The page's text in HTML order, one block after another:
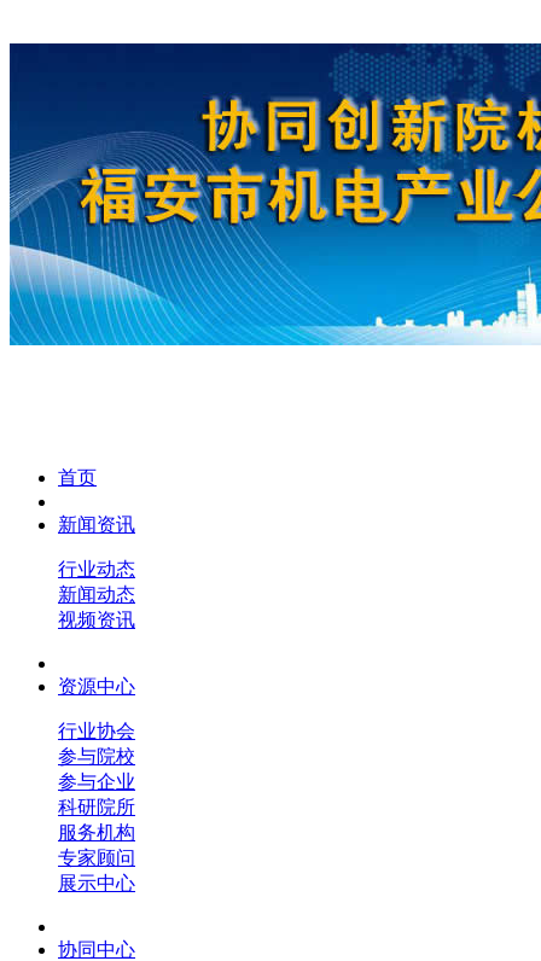
首页
新闻资讯
行业动态
新闻动态
视频资讯
资源中心
行业协会
参与院校
参与企业
科研院所
服务机构
专家顾问
展示中心
协同中心